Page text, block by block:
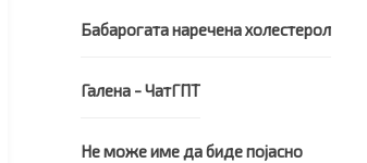
Бабарогата наречена холестерол
Галена - ЧатГПТ
Не може име да биде појасно